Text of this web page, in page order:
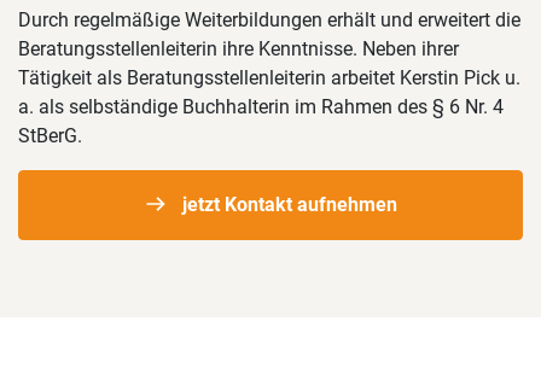
Durch regelmäßige Weiterbildungen erhält und erweitert die
Beratungsstellenleiterin ihre Kenntnisse. Neben ihrer
Tätigkeit als Beratungsstellenleiterin arbeitet Kerstin Pick u.
a. als selbständige Buchhalterin im Rahmen des § 6 Nr. 4
StBerG.
jetzt Kontakt aufnehmen